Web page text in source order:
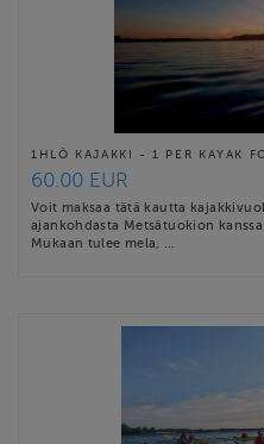
1HLÖ KAJAKKI - 1 PER KAYAK
60.00 EUR
Voit maksaa tätä kautta
ajankohdasta Metsätuokion
Mukaan tulee mela, …